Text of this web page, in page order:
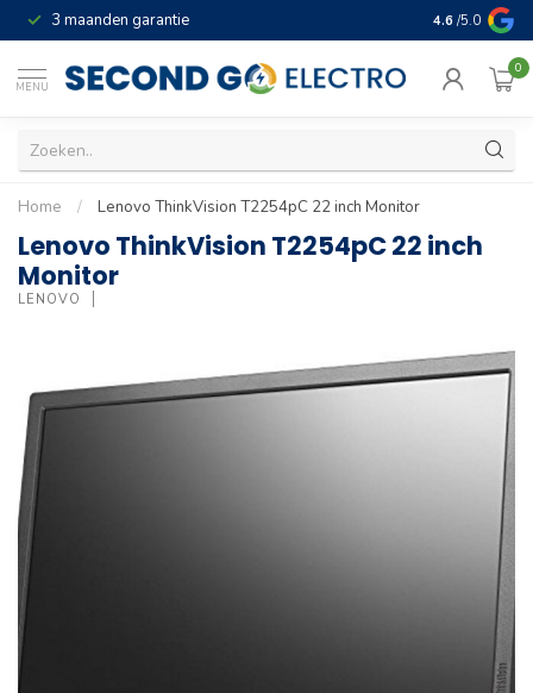
3 maanden garantie Geld terug
4.6 /5.0
MENU
0
Home / Lenovo ThinkVision T2254pC 22 inch Monitor
Lenovo ThinkVision T2254pC 22 inch
Monitor
LENOVO